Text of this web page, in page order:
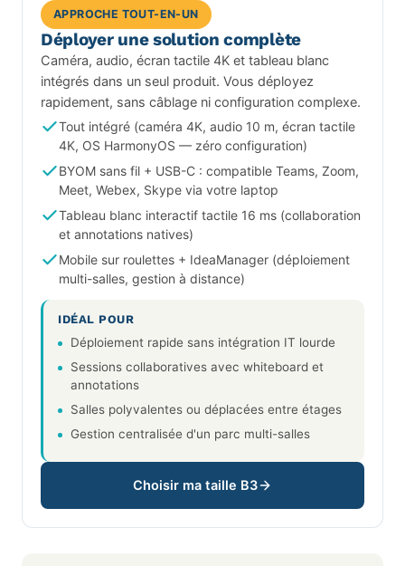
APPROCHE TOUT-EN-UN
Déployer une solution complète
Caméra, audio, écran tactile 4K et tableau blanc
intégrés dans un seul produit. Vous déployez
rapidement, sans câblage ni configuration complexe.
Tout intégré (caméra 4K, audio 10 m, écran tactile
4K, OS HarmonyOS — zéro configuration)
BYOM sans fil + USB-C : compatible Teams, Zoom,
Meet, Webex, Skype via votre laptop
Tableau blanc interactif tactile 16 ms (collaboration
et annotations natives)
Mobile sur roulettes + IdeaManager (déploiement
multi-salles, gestion à distance)
IDÉAL POUR
Déploiement rapide sans intégration IT lourde
Sessions collaboratives avec whiteboard et
annotations
Salles polyvalentes ou déplacées entre étages
Gestion centralisée d'un parc multi-salles
Choisir ma taille B3